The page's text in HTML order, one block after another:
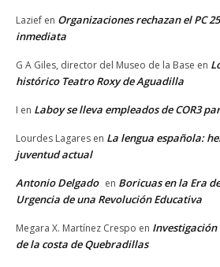
Lazief en Organizaciones rechazan el PC
inmediata
G A Giles, director del Museo de la Base en
histórico Teatro Roxy de Aguadilla
I en Laboy se lleva empleados de COR3
Lourdes Lagares en La lengua española:
juventud actual
Antonio Delgado en Boricuas en la Era
Urgencia de una Revolución Educativa
Megara X. Martínez Crespo en
de la costa de Quebradillas